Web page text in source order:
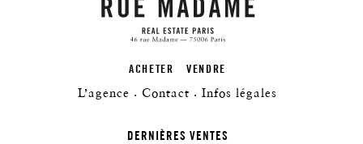
ACHETER VENDRE
L’agence Contact Infos légales
DERNIÈRES VENTES